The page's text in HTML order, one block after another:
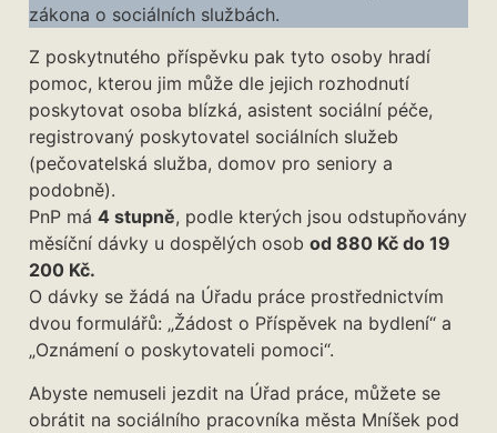
zákona o sociálních službách.
Z poskytnutého příspěvku pak tyto osoby hradí
pomoc, kterou jim může dle jejich rozhodnutí
poskytovat osoba blízká, asistent sociální péče,
registrovaný poskytovatel sociálních služeb
(pečovatelská služba, domov pro seniory a
podobně).
PnP má 4 stupně, podle kterých jsou odstupňovány
měsíční dávky u dospělých osob od 880 Kč do 19
200 Kč.
O dávky se žádá na Úřadu práce prostřednictvím
dvou formulářů: „Žádost o Příspěvek na bydlení“ a
„Oznámení o poskytovateli pomoci“.
Abyste nemuseli jezdit na Úřad práce, můžete se
obrátit na sociálního pracovníka města Mníšek pod